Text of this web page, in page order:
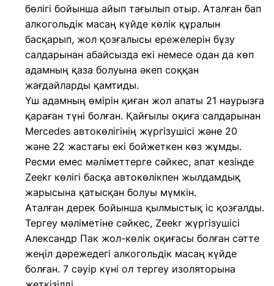
бөлігі бойынша айып тағылып отыр. Аталған бап
алкогольдік масаң күйде көлік құралын
басқарып, жол қозғалысы ережелерін бұзу
салдарынан абайсызда екі немесе одан да көп
адамның қаза болуына әкеп соққан
жағдайларды қамтиды.
Үш адамның өмірін қиған жол апаты 21 наурызға
қараған түні болған. Қайғылы оқиға салдарынан
Mercedes автокөлігінің жүргізушісі және 20
және 22 жастағы екі бойжеткен көз жұмды.
Ресми емес мәліметтерге сәйкес, апат кезінде
Zeekr көлігі басқа автокөлікпен жылдамдық
жарысына қатысқан болуы мүмкін.
Аталған дерек бойынша қылмыстық іс қозғалды.
Тергеу мәліметіне сәйкес, Zeekr жүргізушісі
Александр Пак жол-көлік оқиғасы болған сәтте
жеңіл дәрежедегі алкогольдік масаң күйде
болған. 7 сәуір күні ол тергеу изоляторына